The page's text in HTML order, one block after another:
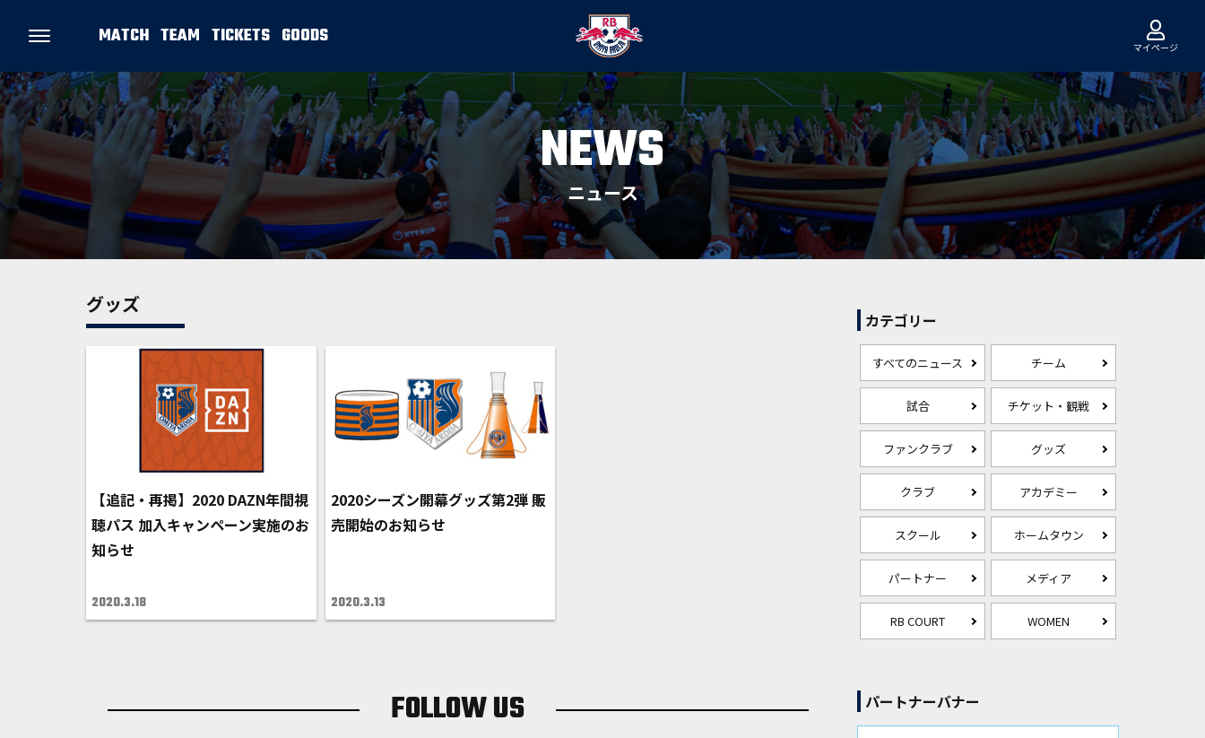
MATCH TEAM TICKETS GOODS マイページ
NEWS
ニュース
グッズ
【追記・再掲】2020 DAZN年間視
聴パス 加入キャンペーン実施のお
知らせ
2020.3.18
2020シーズン開幕グッズ第2弾 販
売開始のお知らせ
2020.3.13
FOLLOW US
カテゴリー
すべてのニュース チーム
試合 チケット・観戦
ファンクラブ グッズ
クラブ アカデミー
スクール ホームタウン
パートナー メディア
RB COURT WOMEN
パートナーバナー